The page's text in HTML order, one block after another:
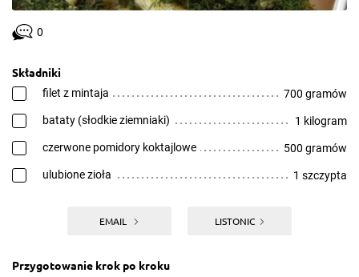
0
Składniki
filet z mintaja 700 gramów
bataty (słodkie ziemniaki) 1 kilogram
czerwone pomidory koktajlowe 500 gramów
ulubione zioła 1 szczypta
EMAIL LISTONIC
Przygotowanie krok po kroku